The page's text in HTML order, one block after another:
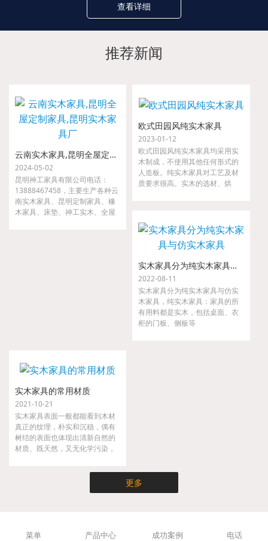
查看详细
推荐新闻
云南实木家具,昆明全屋定制家具,昆明实木家具厂
2024-05-02
昆明神工家具有限公司电话：
13888467458，主要生产各种云
南实木家具、昆明定制家具、橡
木家具、床垫、神工实木、全屋
欧式田园风纯实木家具
2023-01-12
欧式田园风纯实木家具均采用实
木制成，不使用其他任何形式的
人造板。纯实木家具对工艺及材
质要求很高。实木的选材、烘
象，大则整套家具变形，以至无
法使用。
实木家具分为纯实木家具与仿实木家具
2022-08-11
实木家具分为纯实木家具与仿实
木家具，纯实木家具：家具的所
有用料都是实木，包括桌面、衣
柜的门板、侧板等
实木家具的常用材质
2021-10-21
实木家具表面一般都能看到木材
真正的纹理，朴实和沉稳，偶有
树结的表面也体现出清新自然的
材质、既天然，又无化学污染，
现代都市人崇尚大自然的家具。
更多
菜单 产品中心 成功案例 电话